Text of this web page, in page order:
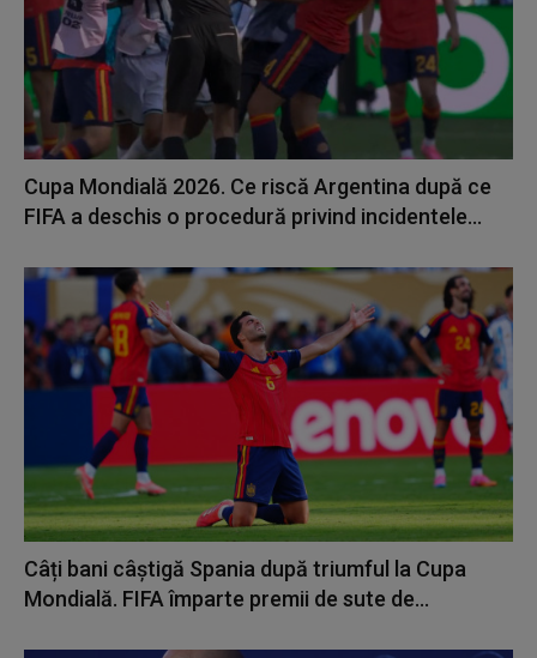
Cupa Mondială 2026. Ce riscă Argentina după ce
FIFA a deschis o procedură privind incidentele...
Câți bani câștigă Spania după triumful la Cupa
Mondială. FIFA împarte premii de sute de...